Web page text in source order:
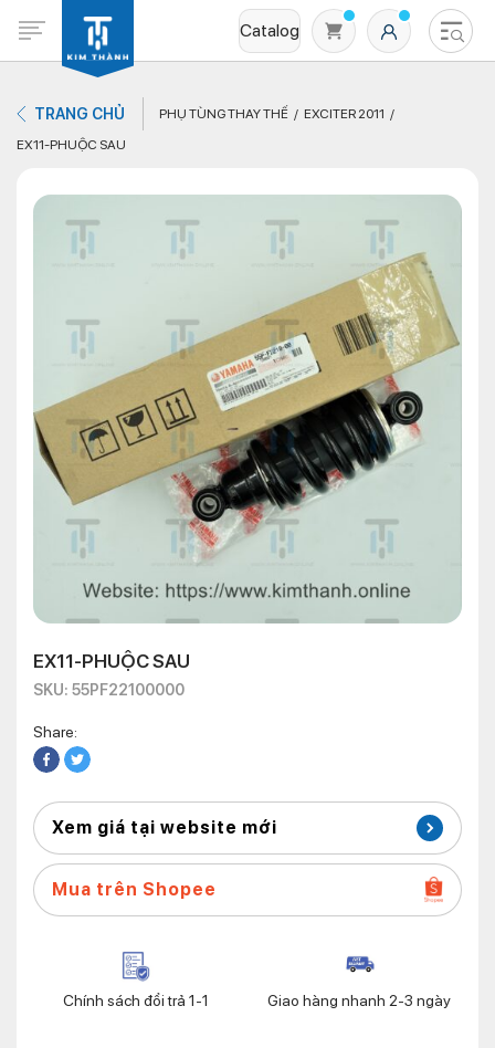
Catalog
Không có sản phẩm nào trong giỏ hàng
TRANG CHỦ PHỤ TÙNG THAY THẾ
EXCITER 2011
EX11-PHUỘC SAU
EX11-PHUỘC SAU
SKU: 55PF22100000
Share:
Xem giá tại website mới
Mua trên Shopee
Chính sách đổi trả 1-1 Giao hàng nhanh 2-3 ngày